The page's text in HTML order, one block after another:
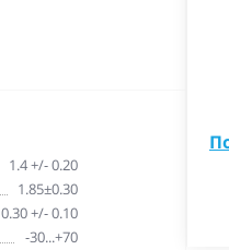
1.4 +/- 0.20
1.85±0.30
0.30 +/- 0.10
-30...+70